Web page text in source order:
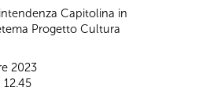
Capitolina in
Progetto Cultura
2023
12.45